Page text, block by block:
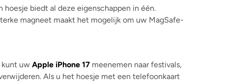
biedt al deze eigenschappen in één.
magneet maakt het mogelijk om uw MagSafe-
kunt uw Apple iPhone 17 meenemen naar festivals,
Als u het hoesje met een telefoonkaart